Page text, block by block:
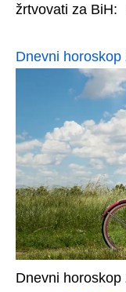
žrtvovati za BiH:
Dnevni
Dnevni